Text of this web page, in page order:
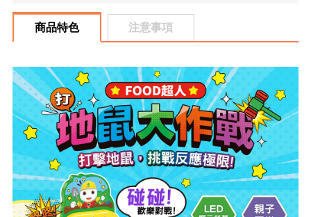
商品特色 注意事項